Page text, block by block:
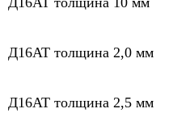
Д16АТ толщина 2,0 мм
Д16АТ толщина 2,5 мм